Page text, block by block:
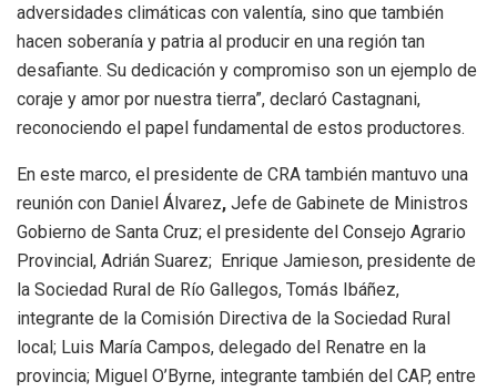
adversidades climáticas con valentía, sino que también
hacen soberanía y patria al producir en una región tan
desafiante. Su dedicación y compromiso son un ejemplo de
coraje y amor por nuestra tierra”, declaró Castagnani,
reconociendo el papel fundamental de estos productores.
En este marco, el presidente de CRA también mantuvo una
reunión con Daniel Álvarez, Jefe de Gabinete de Ministros
Gobierno de Santa Cruz; el presidente del Consejo Agrario
Provincial, Adrián Suarez; Enrique Jamieson, presidente de
la Sociedad Rural de Río Gallegos, Tomás Ibáñez,
integrante de la Comisión Directiva de la Sociedad Rural
local; Luis María Campos, delegado del Renatre en la
provincia; Miguel O’Byrne, integrante también del CAP, entre